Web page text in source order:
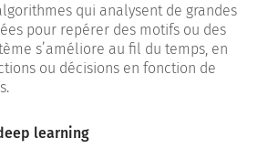
qui analysent de grandes
pour repérer des motifs ou des
s’améliore au fil du temps, en
ou décisions en fonction de
learning